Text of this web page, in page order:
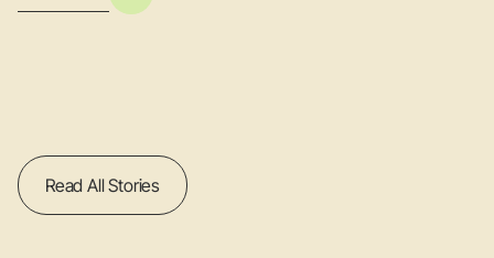
Read All Stories